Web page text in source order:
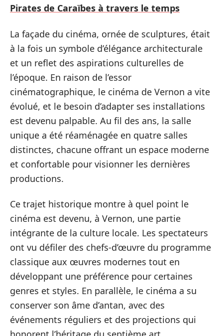
Pirates de Caraïbes à travers le temps
La façade du cinéma, ornée de sculptures, était
à la fois un symbole d’élégance architecturale
et un reflet des aspirations culturelles de
l’époque. En raison de l’essor
cinématographique, le cinéma de Vernon a vite
évolué, et le besoin d’adapter ses installations
est devenu palpable. Au fil des ans, la salle
unique a été réaménagée en quatre salles
distinctes, chacune offrant un espace moderne
et confortable pour visionner les dernières
productions.
Ce trajet historique montre à quel point le
cinéma est devenu, à Vernon, une partie
intégrante de la culture locale. Les spectateurs
ont vu défiler des chefs-d’œuvre du programme
classique aux œuvres modernes tout en
développant une préférence pour certaines
genres et styles. En parallèle, le cinéma a su
conserver son âme d’antan, avec des
événements réguliers et des projections qui